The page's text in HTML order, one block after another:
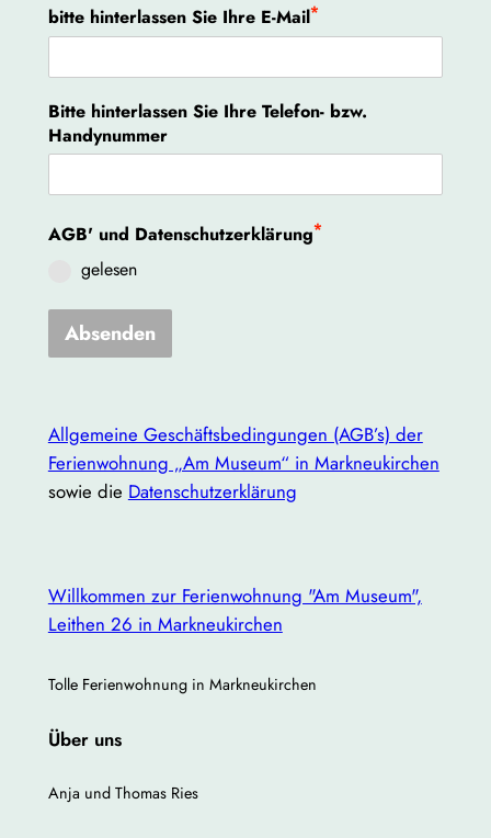
bitte hinterlassen Sie Ihre E-Mail*
Bitte hinterlassen Sie Ihre Telefon- bzw.
Handynummer
AGB' und Datenschutzerklärung*
gelesen
Absenden
Allgemeine Geschäftsbedingungen (AGB’s) der
Ferienwohnung „Am Museum“ in Markneukirchen
sowie die Datenschutzerklärung
Willkommen zur Ferienwohnung "Am Museum",
Leithen 26 in Markneukirchen
Tolle Ferienwohnung in Markneukirchen
Über uns
Anja und Thomas Ries